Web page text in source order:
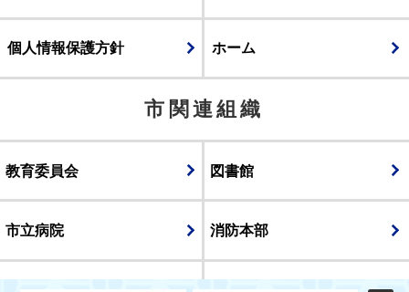
個人情報保護方針 ホーム
市関連組織
教育委員会 図書館
市立病院 消防本部